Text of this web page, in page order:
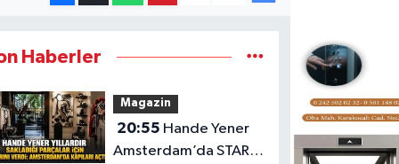
Haberler
Magazin
20:55
Amsterdam’da STAR